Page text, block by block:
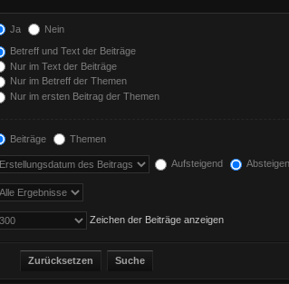
Ja Nein
Betreff und Text der Beiträge
Nur im Text der Beiträge
Nur im Betreff der Themen
Nur im ersten Beitrag der Themen
Beiträge Themen
Aufsteigend
Zeichen der Beiträge anzeigen